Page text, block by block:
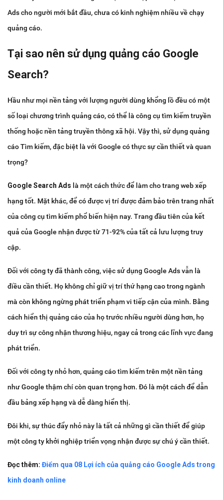
Ads cho người mới bắt đầu, chưa có kinh nghiệm nhiều về chạy
quảng cáo.
Tại sao nên sử dụng quảng cáo Google
Search?
Hầu như mọi nền tảng với lượng người dùng khổng lồ đều có một
số loại chương trình quảng cáo, có thể là công cụ tìm kiếm truyền
thống hoặc nền tảng truyền thông xã hội. Vậy thì, sử dụng quảng
cáo Tìm kiếm, đặc biệt là với Google có thực sự cần thiết và quan
trọng?
Google Search Ads là một cách thức để làm cho trang web xếp
hạng tốt. Mặt khác, để có được vị trí được đảm bảo trên trang nhất
của công cụ tìm kiếm phổ biến hiện nay. Trang đầu tiên của kết
quả của Google nhận được từ 71-92% của tất cả lưu lượng truy
cập.
Đối với công ty đã thành công, việc sử dụng Google Ads vẫn là
điều cần thiết. Họ không chỉ giữ vị trí thứ hạng cao trong ngành
mà còn không ngừng phát triển phạm vi tiếp cận của mình. Bằng
cách hiển thị quảng cáo của họ trước nhiều người dùng hơn, họ
duy trì sự công nhận thương hiệu, ngay cả trong các lĩnh vực đang
phát triển.
Đối với công ty nhỏ hơn, quảng cáo tìm kiếm trên một nền tảng
như Google thậm chí còn quan trọng hơn. Đó là một cách để dẫn
đầu bảng xếp hạng và dễ dàng hiển thị.
Đôi khi, sự thúc đẩy nhỏ này là tất cả những gì cần thiết để giúp
một công ty khởi nghiệp triển vọng nhận được sự chú ý cần thiết.
Đọc thêm: Điểm qua 08 Lợi ích của quảng cáo Google Ads trong
kinh doanh online